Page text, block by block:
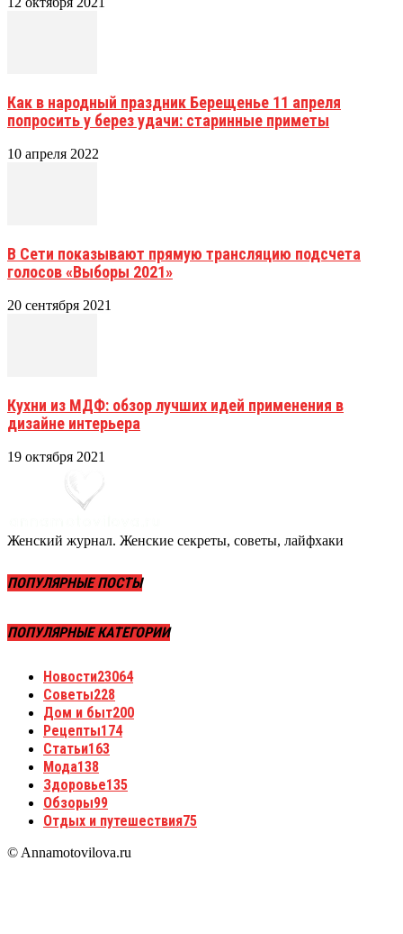
Как в народный праздник Берещенье 11 апреля
попросить у берез удачи: старинные приметы
10 апреля 2022
В Сети показывают прямую трансляцию подсчета
голосов «Выборы 2021»
20 сентября 2021
Кухни из МДФ: обзор лучших идей применения в
дизайне интерьера
19 октября 2021
Женский журнал. Женские секреты, советы, лайфхаки
ПОПУЛЯРНЫЕ ПОСТЫ
ПОПУЛЯРНЫЕ КАТЕГОРИИ
Новости23064
Советы228
Дом и быт200
Рецепты174
Статьи163
Мода138
Здоровье135
Обзоры99
Отдых и путешествия75
© Annamotovilova.ru